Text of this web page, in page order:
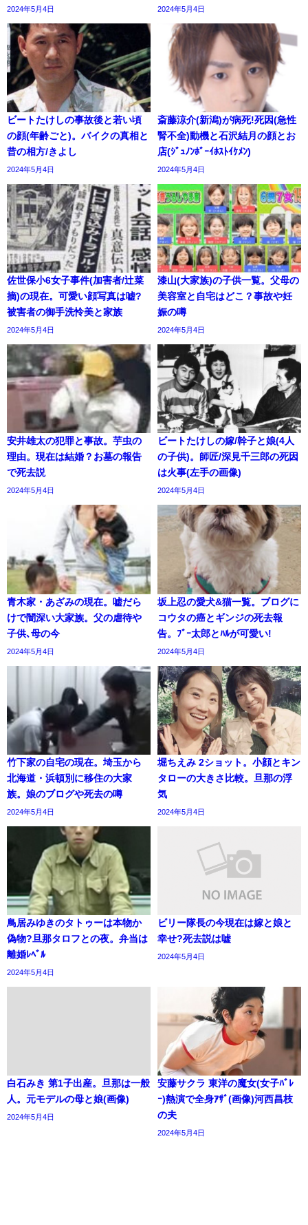
2024年5月4日 2024年5月4日
ビートたけしの事故後と若い頃
の顔(年齢ごと)。バイクの真相と
昔の相方/きよし
2024年5月4日
斎藤涼介(新潟)が病死!死因(急性
腎不全)動機と石沢結月の顔とお
店(ｼﾞｭﾉﾝﾎﾞｰｲﾎｽﾄｲｹﾒﾝ)
2024年5月4日
佐世保小6女子事件(加害者/辻菜
摘)の現在。可愛い顔写真は嘘?
被害者の御手洗怜美と家族
2024年5月4日
漆山(大家族)の子供一覧。父母の
美容室と自宅はどこ？事故や妊
娠の噂
2024年5月4日
安井雄太の犯罪と事故。芋虫の
理由。現在は結婚？お墓の報告
で死去説
2024年5月4日
ビートたけしの嫁/幹子と娘(4人
の子供)。師匠/深見千三郎の死因
は火事(左手の画像)
2024年5月4日
青木家・あざみの現在。嘘だら
けで闇深い大家族。父の虐待や
子供､母の今
2024年5月4日
坂上忍の愛犬&猫一覧。ブログに
コウタの癌とギンジの死去報
告。ﾌﾞｰ太郎とﾊﾙが可愛い!
2024年5月4日
竹下家の自宅の現在。埼玉から
北海道・浜頓別に移住の大家
族。娘のブログや死去の噂
2024年5月4日
堀ちえみ 2ショット。小顔とキン
タローの大きさ比較。旦那の浮
気
2024年5月4日
鳥居みゆきのタトゥーは本物か
偽物?旦那タロフとの夜。弁当は
離婚ﾚﾍﾞﾙ
2024年5月4日
ビリー隊長の今現在は嫁と娘と
幸せ?死去説は嘘
2024年5月4日
白石みき 第1子出産。旦那は一般
人。元モデルの母と娘(画像)
2024年5月4日
安藤サクラ 東洋の魔女(女子ﾊﾞﾚ
ｰ)熱演で全身ｱｻﾞ(画像)河西昌枝
の夫
2024年5月4日